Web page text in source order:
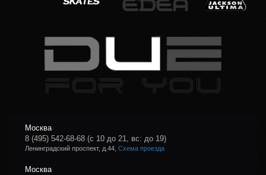
Москва
8 (495) 542-68-68 (с 10 до 21, вс: до 19)
Ленинградский проспект, д.44, Схема проезда
Москва